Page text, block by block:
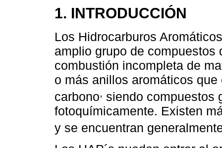
1. INTRODUCCIÓN
Los Hidrocarburos
amplio grupo de
combustión incompleta de
o más anillos aromáticos
carbono, siendo compuestos
fotoquímicamente. Existen
y se encuentran